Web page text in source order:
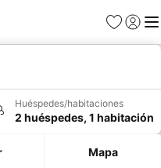
Favoritos
Iniciar
Huéspedes/habitaciones
2 huéspedes, 1 habitación
Mapa